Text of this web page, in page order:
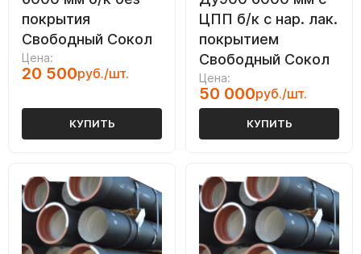
покрытия
Свободный Сокол
Цена:
20 500руб./шт.
КУПИТЬ
ЦПП б/к с нар. лак.
покрытием
Свободный Сокол
Цена:
50 000руб./шт.
КУПИТЬ